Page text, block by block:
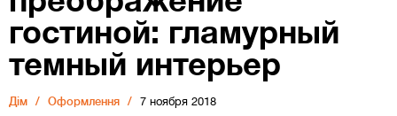
гостиной: гламурный
темный интерьер
Дiм Оформлення 7 ноября 2018